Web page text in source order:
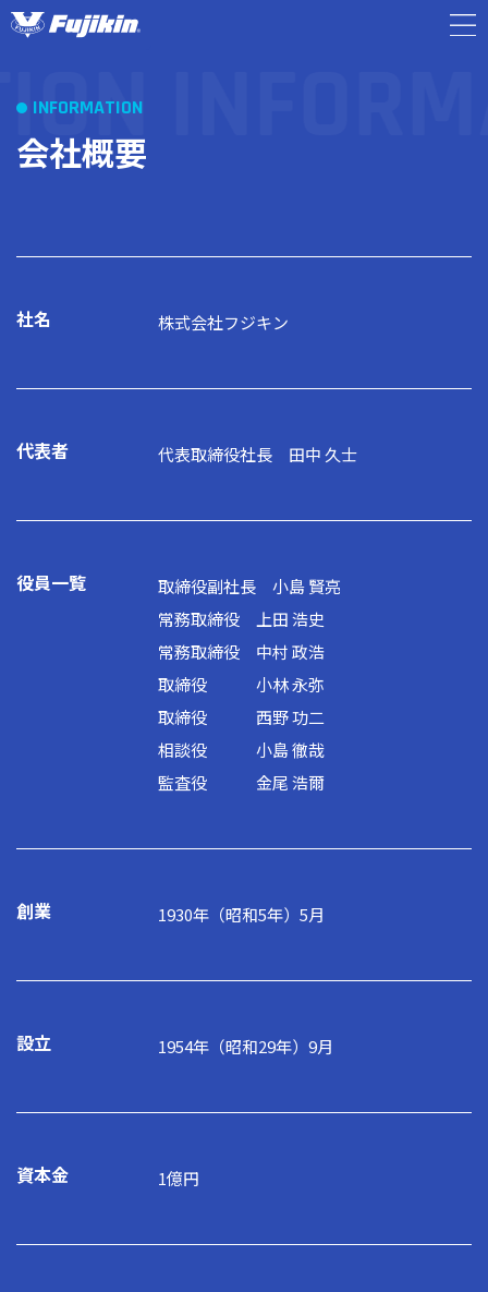
キャリア採用TOP
企業情報 INFORMATION
採用情報 RECRUIT
障がい者採用
INFORMATION
会社概要
社名 株式会社フジキン
代表者 代表取締役社長 田中 久士
役員一覧
取締役副社長 小島 賢亮
常務取締役 上田 浩史
常務取締役 中村 政浩
取締役 小林 永弥
取締役 西野 功二
相談役 小島 徹哉
監査役 金尾 浩爾
創業 1930年（昭和5年）5月
設立 1954年（昭和29年）9月
資本金 1億円